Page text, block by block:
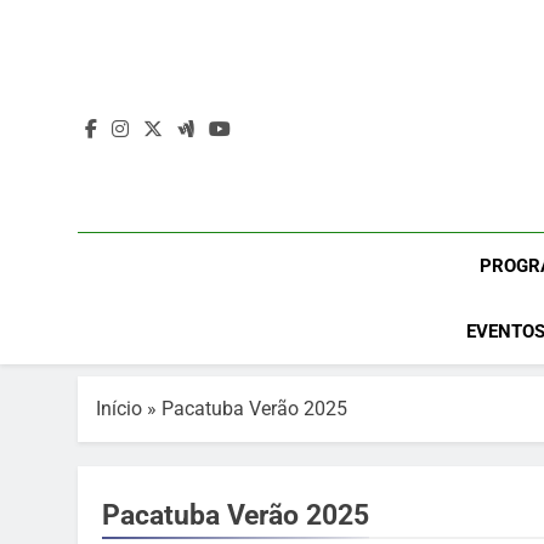
Início » Pacatuba Verão 2025
Pacatuba Verão 2025